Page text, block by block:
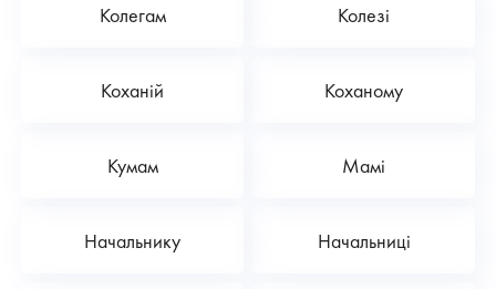
Колегам Колезі
Коханій Коханому
Кумам Мамі
Начальнику Начальниці